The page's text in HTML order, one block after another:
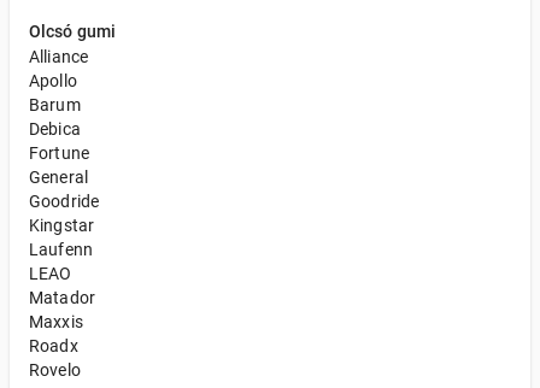
Olcsó gumi
Alliance
Apollo
Barum
Debica
Fortune
General
Goodride
Kingstar
Laufenn
LEAO
Matador
Maxxis
Roadx
Rovelo